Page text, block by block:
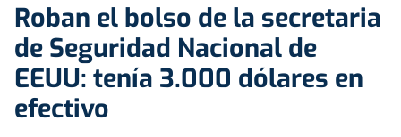
Roban el bolso de la secretaria
de Seguridad Nacional de
EEUU: tenía 3.000 dólares en
efectivo